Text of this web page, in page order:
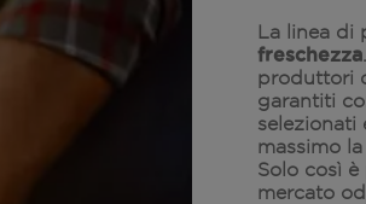
La linea di
freschezza
produttori
garantiti
selezionati
massimo
Solo così
mercato